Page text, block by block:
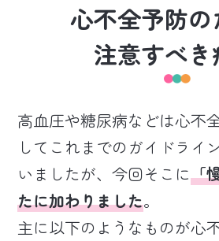
心不全予防の
注意すべ
高血圧や糖尿病などは心不
してこれまでのガイドライ
いましたが、今回そこに「
たに加わりました。
主に以下のようなものが心